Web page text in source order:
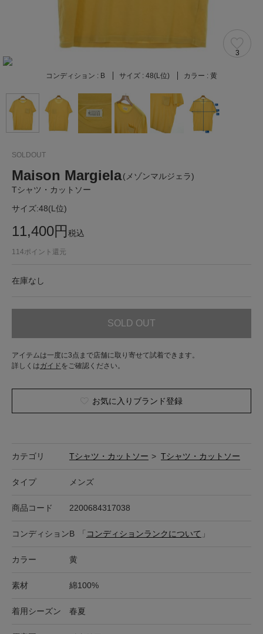
3
コンディション : B サイズ : 48(L位) カラー : 黄
SOLDOUT
Maison Margiela(メゾンマルジェラ)
Tシャツ・カットソー
サイズ:48(L位)
11,400円税込
114ポイント還元
在庫なし
SOLD OUT
アイテムは一度に3点まで店舗に取り寄せて試着できます。
詳しくはガイド をご確認ください。
お気に入りブランド登録
カテゴリ Tシャツ・カットソー > Tシャツ・カットソー
タイプ メンズ
商品コード 2200684317038
コンディションB 「 コンディションランクについて 」
カラー 黄
素材 綿100%
着用シーズン 春夏